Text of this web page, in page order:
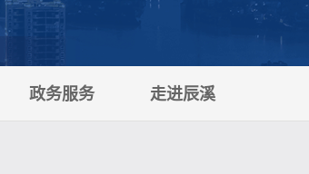
政务服务 走进辰溪